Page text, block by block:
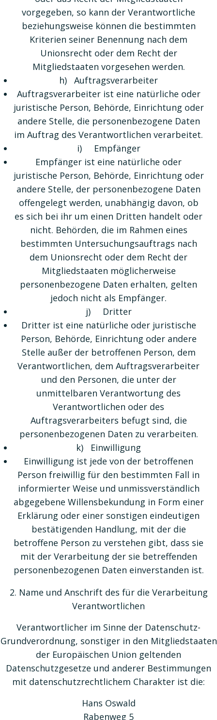
vorgegeben, so kann der Verantwortliche
beziehungsweise können die bestimmten
Kriterien seiner Benennung nach dem
Unionsrecht oder dem Recht der
Mitgliedstaaten vorgesehen werden.
h) Auftragsverarbeiter
Auftragsverarbeiter ist eine natürliche oder
juristische Person, Behörde, Einrichtung oder
andere Stelle, die personenbezogene Daten
im Auftrag des Verantwortlichen verarbeitet.
i) Empfänger
Empfänger ist eine natürliche oder
juristische Person, Behörde, Einrichtung oder
andere Stelle, der personenbezogene Daten
offengelegt werden, unabhängig davon, ob
es sich bei ihr um einen Dritten handelt oder
nicht. Behörden, die im Rahmen eines
bestimmten Untersuchungsauftrags nach
dem Unionsrecht oder dem Recht der
Mitgliedstaaten möglicherweise
personenbezogene Daten erhalten, gelten
jedoch nicht als Empfänger.
j) Dritter
Dritter ist eine natürliche oder juristische
Person, Behörde, Einrichtung oder andere
Stelle außer der betroffenen Person, dem
Verantwortlichen, dem Auftragsverarbeiter
und den Personen, die unter der
unmittelbaren Verantwortung des
Verantwortlichen oder des
Auftragsverarbeiters befugt sind, die
personenbezogenen Daten zu verarbeiten.
k) Einwilligung
Einwilligung ist jede von der betroffenen
Person freiwillig für den bestimmten Fall in
informierter Weise und unmissverständlich
abgegebene Willensbekundung in Form einer
Erklärung oder einer sonstigen eindeutigen
bestätigenden Handlung, mit der die
betroffene Person zu verstehen gibt, dass sie
mit der Verarbeitung der sie betreffenden
personenbezogenen Daten einverstanden ist.
2. Name und Anschrift des für die Verarbeitung
Verantwortlichen
Verantwortlicher im Sinne der Datenschutz-
Grundverordnung, sonstiger in den Mitgliedstaaten
der Europäischen Union geltenden
Datenschutzgesetze und anderer Bestimmungen
mit datenschutzrechtlichem Charakter ist die:
Hans Oswald
Rabenweg 5